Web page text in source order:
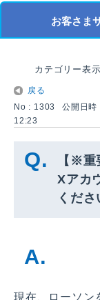
お客さま
カテゴリー表示
戻る
No : 1303
公開日
12:23
【※
Xアカ
くださ
現在、ローソン